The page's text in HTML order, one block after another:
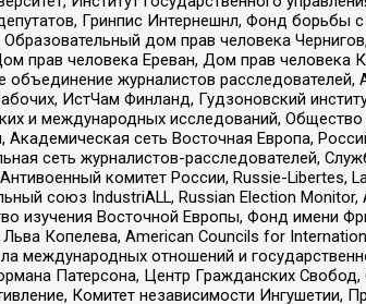
Гринпис Интернешнл, Фонд борьбы
дом прав человека
прав человека Ереван, Дом прав человека
журналистов
ИстЧам Финланд, Гудзоновский
и международных исследований,
сеть Восточная Европа,
сеть журналистов-расследователей,
комитет России, Russie-Libertes,
союз IndustriALL, Russian Election
изучения Восточной Европы, Фонд имени
Копелева, American Councils for
международных отношений и
Патерсона, Центр Гражданских
Комитет независимости Ингушетии,